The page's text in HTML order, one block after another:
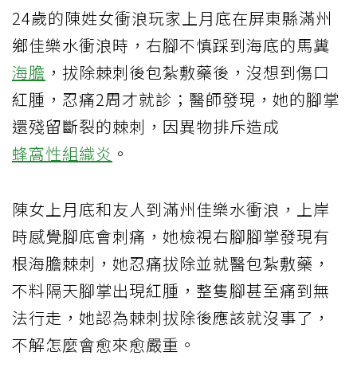
24歲的陳姓女衝浪玩家上月底在屏東縣滿州
鄉佳樂水衝浪時，右腳不慎踩到海底的馬糞
海膽 ，拔除棘刺後包紮敷藥後，沒想到傷口
紅腫，忍痛2周才就診；醫師發現，她的腳掌
還殘留斷裂的棘刺，因異物排斥造成
蜂窩性組織炎 。
陳女上月底和友人到滿州佳樂水衝浪，上岸
時感覺腳底會刺痛，她檢視右腳腳掌發現有
根海膽棘刺，她忍痛拔除並就醫包紮敷藥，
不料隔天腳掌出現紅腫，整隻腳甚至痛到無
法行走，她認為棘刺拔除後應該就沒事了，
不解怎麼會愈來愈嚴重。